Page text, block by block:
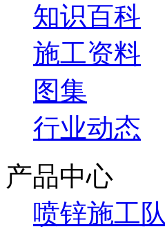
知识百科
施工资料
图集
行业动态
产品中心
喷锌施工队